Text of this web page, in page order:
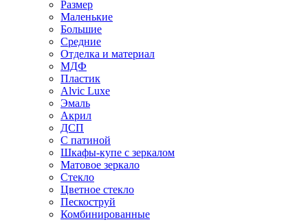
Размер
Маленькие
Большие
Средние
Отделка и материал
МДФ
Пластик
Alvic Luxe
Эмаль
Акрил
ДСП
С патиной
Шкафы-купе с зеркалом
Матовое зеркало
Стекло
Цветное стекло
Пескоструй
Комбинированные